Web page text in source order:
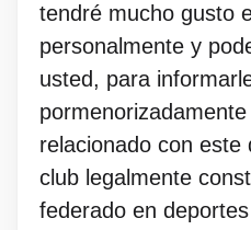
tendré mucho gusto
personalmente y
usted, para
relacionado con este
club legalmente
federado en